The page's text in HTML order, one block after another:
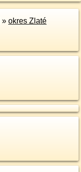
» okres Zlaté